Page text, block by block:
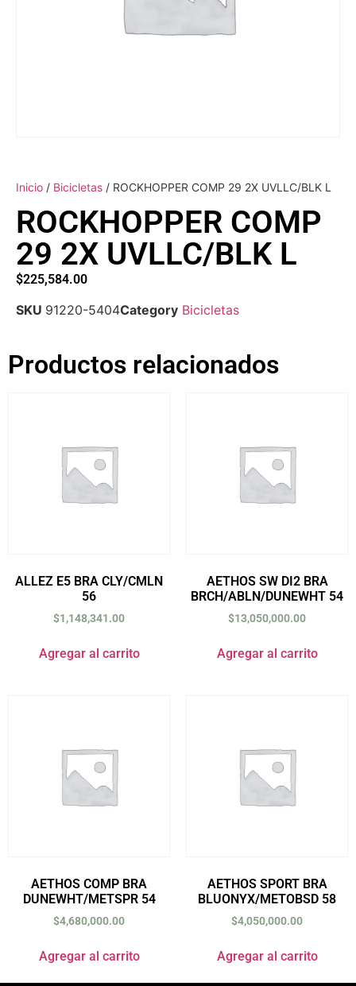
Inicio / Bicicletas / ROCKHOPPER COMP 29 2X UVLLC/BLK L
ROCKHOPPER COMP
29 2X UVLLC/BLK L
$225,584.00
SKU 91220-5404Category Bicicletas
Productos relacionados
ALLEZ E5 BRA CLY/CMLN
56
$1,148,341.00
Agregar al carrito
AETHOS SW DI2 BRA
BRCH/ABLN/DUNEWHT 54
$13,050,000.00
Agregar al carrito
AETHOS COMP BRA
DUNEWHT/METSPR 54
$4,680,000.00
Agregar al carrito
AETHOS SPORT BRA
BLUONYX/METOBSD 58
$4,050,000.00
Agregar al carrito